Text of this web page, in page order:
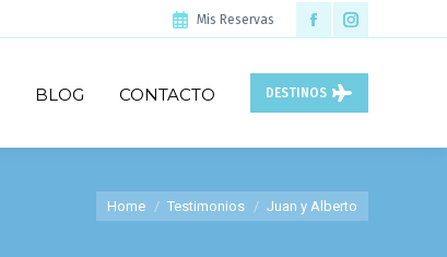
Mis Reservas
Facebook
page
opens
window
Instagram
page
window
BLOG CONTACTO DESTINOS
You are here:
Home Testimonios Juan y Alberto